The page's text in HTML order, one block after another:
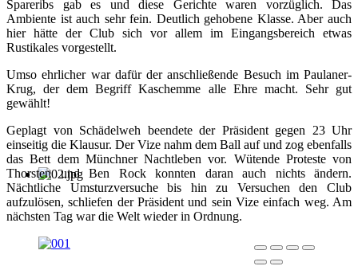
Spareribs gab es und diese Gerichte waren vorzüglich. Das
Ambiente ist auch sehr fein. Deutlich gehobene Klasse. Aber auch
hier hätte der Club sich vor allem im Eingangsbereich etwas
Rustikales vorgestellt.
Umso ehrlicher war dafür der anschließende Besuch im Paulaner-
Krug, der dem Begriff Kaschemme alle Ehre macht. Sehr gut
gewählt!
Geplagt von Schädelweh beendete der Präsident gegen 23 Uhr
einseitig die Klausur. Der Vize nahm dem Ball auf und zog ebenfalls
das Bett dem Münchner Nachtleben vor. Wütende Proteste von
Thorsten und Ben Rock konnten daran auch nichts ändern.
Nächtliche Umsturzversuche bis hin zu Versuchen den Club
aufzulösen, schliefen der Präsident und sein Vize einfach weg. Am
nächsten Tag war die Welt wieder in Ordnung.